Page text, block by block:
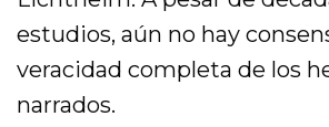
estudios, aún no hay
veracidad completa de los
narrados.